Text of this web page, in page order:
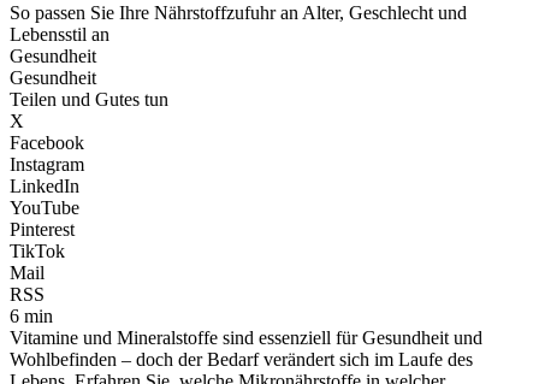
So passen Sie Ihre Nährstoffzufuhr an Alter, Geschlecht und
Lebensstil an
Gesundheit
Gesundheit
Teilen und Gutes tun
X
Facebook
Instagram
LinkedIn
YouTube
Pinterest
TikTok
Mail
RSS
6 min
Vitamine und Mineralstoffe sind essenziell für Gesundheit und
Wohlbefinden – doch der Bedarf verändert sich im Laufe des